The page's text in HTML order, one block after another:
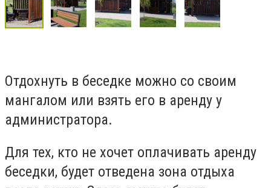
Отдохнуть в беседке можно со своим
мангалом или взять его в аренду у
администратора.
Для тех, кто не хочет оплачивать аренду
беседки, будет отведена зона отдыха